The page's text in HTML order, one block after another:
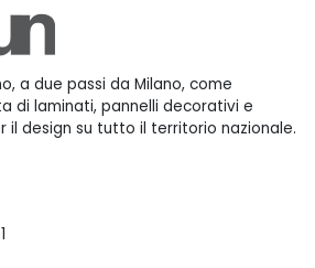
a due passi da Milano, come
di laminati, pannelli decorativi e
il design su tutto il territorio nazionale.